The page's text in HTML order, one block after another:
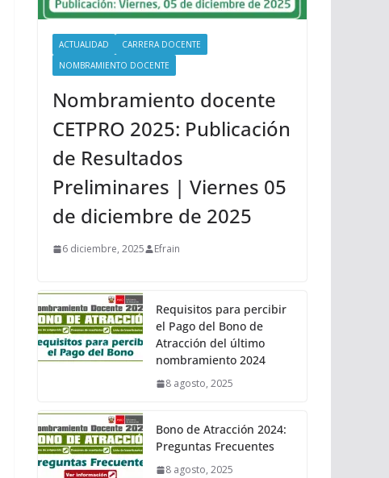
ACTUALIDAD
CARRERA DOCENTE
NOMBRAMIENTO DOCENTE
Nombramiento docente
CETPRO 2025: Publicación
de Resultados
Preliminares | Viernes 05
de diciembre de 2025
6 diciembre, 2025 Efrain
Requisitos para percibir
el Pago del Bono de
Atracción del último
nombramiento 2024
8 agosto, 2025
Bono de Atracción 2024:
Preguntas Frecuentes
8 agosto, 2025